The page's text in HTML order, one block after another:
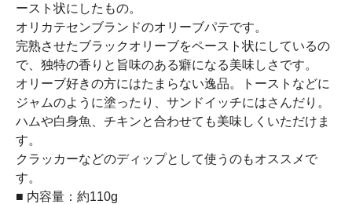
ースト状にしたもの。
オリカテセンブランドのオリーブパテです。
完熟させたブラックオリーブをペースト状にしているの
で、独特の香りと旨味のある癖になる美味しさです。
オリーブ好きの方にはたまらない逸品。トーストなどに
ジャムのように塗ったり、サンドイッチにはさんだり。
ハムや白身魚、チキンと合わせても美味しくいただけま
す。
クラッカーなどのディップとして使うのもオススメで
す。
■ 内容量：約110g